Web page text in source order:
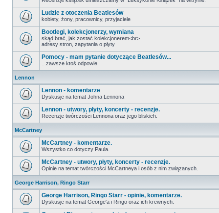
Ludzie z otoczenia Beatlesów
kobiety, żony, pracownicy, przyjaciele
Bootlegi, kolekcjonerzy, wymiana
skąd brać, jak zostać kolekcjonerem<br>
adresy stron, zapytania o płyty
Pomocy - mam pytanie dotyczące Beatlesów...
...zawsze ktoś odpowie
Lennon
Lennon - komentarze
Dyskusje na temat Johna Lennona
Lennon - utwory, płyty, koncerty - recenzje.
Recenzje twórczości Lennona oraz jego bliskich.
McCartney
McCartney - komentarze.
Wszystko co dotyczy Paula.
McCartney - utwory, płyty, koncerty - recenzje.
Opinie na temat twórczości McCartneya i osób z nim związanych.
George Harrison, Ringo Starr
George Harrison, Ringo Starr - opinie, komentarze.
Dyskusje na temat George'a i Ringo oraz ich krewnych.